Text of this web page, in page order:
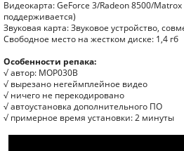
Видеокарта: GeForce 3/Radeon 8500/
поддерживается)
Звуковая карта: Звуковое устройство,
Свободное место на жестком диске: 1,4 гб
Особенности репака:
√ автор: MOP030B
√ вырезано негеймплейное видео
√ ничего не перекодировано
√ автоустановка дополнительного ПО
√ примерное время установки: 2 минуты